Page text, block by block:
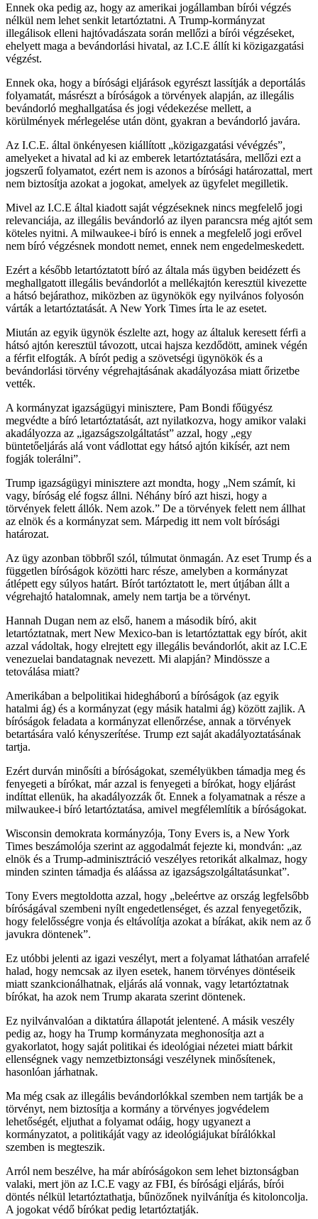
Ennek oka pedig az, hogy az amerikai jogállamban bírói végzés
nélkül nem lehet senkit letartóztatni. A Trump-kormányzat
illegálisok elleni hajtóvadászata során mellőzi a bírói végzéseket,
ehelyett maga a bevándorlási hivatal, az I.C.E állít ki közigazgatási
végzést.
Ennek oka, hogy a bírósági eljárások egyrészt lassítják a deportálás
folyamatát, másrészt a bíróságok a törvények alapján, az illegális
bevándorló meghallgatása és jogi védekezése mellett, a
körülmények mérlegelése után dönt, gyakran a bevándorló javára.
Az I.C.E. által önkényesen kiállított „közigazgatási vévégzés”,
amelyeket a hivatal ad ki az emberek letartóztatására, mellőzi ezt a
jogszerű folyamatot, ezért nem is azonos a bírósági határozattal, mert
nem biztosítja azokat a jogokat, amelyek az ügyfelet megilletik.
Mivel az I.C.E által kiadott saját végzéseknek nincs megfelelő jogi
relevanciája, az illegális bevándorló az ilyen parancsra még ajtót sem
köteles nyitni. A milwaukee-i bíró is ennek a megfelelő jogi erővel
nem bíró végzésnek mondott nemet, ennek nem engedelmeskedett.
Ezért a később letartóztatott bíró az általa más ügyben beidézett és
meghallgatott illegális bevándorlót a mellékajtón keresztül kivezette
a hátsó bejárathoz, miközben az ügynökök egy nyilvános folyosón
várták a letartóztatását. A New York Times írta le az esetet.
Miután az egyik ügynök észlelte azt, hogy az általuk keresett férfi a
hátsó ajtón keresztül távozott, utcai hajsza kezdődött, aminek végén
a férfit elfogták. A bírót pedig a szövetségi ügynökök és a
bevándorlási törvény végrehajtásának akadályozása miatt őrizetbe
vették.
A kormányzat igazságügyi minisztere, Pam Bondi főügyész
megvédte a bíró letartóztatását, azt nyilatkozva, hogy amikor valaki
akadályozza az „igazságszolgáltatást” azzal, hogy „egy
büntetőeljárás alá vont vádlottat egy hátsó ajtón kikísér, azt nem
fogják tolerálni”.
Trump igazságügyi minisztere azt mondta, hogy „Nem számít, ki
vagy, bíróság elé fogsz állni. Néhány bíró azt hiszi, hogy a
törvények felett állók. Nem azok.” De a törvények felett nem állhat
az elnök és a kormányzat sem. Márpedig itt nem volt bírósági
határozat.
Az ügy azonban többről szól, túlmutat önmagán. Az eset Trump és a
független bíróságok közötti harc része, amelyben a kormányzat
átlépett egy súlyos határt. Bírót tartóztatott le, mert útjában állt a
végrehajtó hatalomnak, amely nem tartja be a törvényt.
Hannah Dugan nem az első, hanem a második bíró, akit
letartóztatnak, mert New Mexico-ban is letartóztattak egy bírót, akit
azzal vádoltak, hogy elrejtett egy illegális bevándorlót, akit az I.C.E
venezuelai bandatagnak nevezett. Mi alapján? Mindössze a
tetoválása miatt?
Amerikában a belpolitikai hidegháború a bíróságok (az egyik
hatalmi ág) és a kormányzat (egy másik hatalmi ág) között zajlik. A
bíróságok feladata a kormányzat ellenőrzése, annak a törvények
betartására való kényszerítése. Trump ezt saját akadályoztatásának
tartja.
Ezért durván minősíti a bíróságokat, személyükben támadja meg és
fenyegeti a bírókat, már azzal is fenyegeti a bírókat, hogy eljárást
indíttat ellenük, ha akadályozzák őt. Ennek a folyamatnak a része a
milwaukee-i bíró letartóztatása, amivel megfélemlítik a bíróságokat.
Wisconsin demokrata kormányzója, Tony Evers is, a New York
Times beszámolója szerint az aggodalmát fejezte ki, mondván: „az
elnök és a Trump-adminisztráció veszélyes retorikát alkalmaz, hogy
minden szinten támadja és aláássa az igazságszolgáltatásunkat”.
Tony Evers megtoldotta azzal, hogy „beleértve az ország legfelsőbb
bíróságával szembeni nyílt engedetlenséget, és azzal fenyegetőzik,
hogy felelősségre vonja és eltávolítja azokat a bírákat, akik nem az ő
javukra döntenek”.
Ez utóbbi jelenti az igazi veszélyt, mert a folyamat láthatóan arrafelé
halad, hogy nemcsak az ilyen esetek, hanem törvényes döntéseik
miatt szankcionálhatnak, eljárás alá vonnak, vagy letartóztatnak
bírókat, ha azok nem Trump akarata szerint döntenek.
Ez nyilvánvalóan a diktatúra állapotát jelentené. A másik veszély
pedig az, hogy ha Trump kormányzata meghonosítja azt a
gyakorlatot, hogy saját politikai és ideológiai nézetei miatt bárkit
ellenségnek vagy nemzetbiztonsági veszélynek minősítenek,
hasonlóan járhatnak.
Ma még csak az illegális bevándorlókkal szemben nem tartják be a
törvényt, nem biztosítja a kormány a törvényes jogvédelem
lehetőségét, eljuthat a folyamat odáig, hogy ugyanezt a
kormányzatot, a politikáját vagy az ideológiájukat bírálókkal
szemben is megteszik.
Arról nem beszélve, ha már abíróságokon sem lehet biztonságban
valaki, mert jön az I.C.E vagy az FBI, és bírósági eljárás, bírói
döntés nélkül letartóztathatja, bűnözőnek nyilvánítja és kitoloncolja.
A jogokat védő bírókat pedig letartóztatják.